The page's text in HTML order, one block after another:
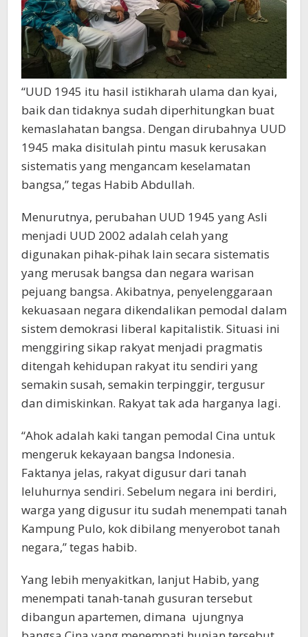
“UUD 1945 itu hasil istikharah ulama dan kyai,
baik dan tidaknya sudah diperhitungkan buat
kemaslahatan bangsa. Dengan dirubahnya UUD
1945 maka disitulah pintu masuk kerusakan
sistematis yang mengancam keselamatan
bangsa,” tegas Habib Abdullah.
Menurutnya, perubahan UUD 1945 yang Asli
menjadi UUD 2002 adalah celah yang
digunakan pihak-pihak lain secara sistematis
yang merusak bangsa dan negara warisan
pejuang bangsa. Akibatnya, penyelenggaraan
kekuasaan negara dikendalikan pemodal dalam
sistem demokrasi liberal kapitalistik. Situasi ini
menggiring sikap rakyat menjadi pragmatis
ditengah kehidupan rakyat itu sendiri yang
semakin susah, semakin terpinggir, tergusur
dan dimiskinkan. Rakyat tak ada harganya lagi.
“Ahok adalah kaki tangan pemodal Cina untuk
mengeruk kekayaan bangsa Indonesia.
Faktanya jelas, rakyat digusur dari tanah
leluhurnya sendiri. Sebelum negara ini berdiri,
warga yang digusur itu sudah menempati tanah
Kampung Pulo, kok dibilang menyerobot tanah
negara,” tegas habib.
Yang lebih menyakitkan, lanjut Habib, yang
menempati tanah-tanah gusuran tersebut
dibangun apartemen, dimana ujungnya